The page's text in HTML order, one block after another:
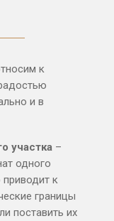
к
и в
участка–
одного
приводит к
границы
поставить их